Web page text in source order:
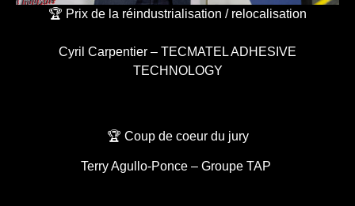
🏆 Prix de la réindustrialisation / relocalisation
Cyril Carpentier – TECMATEL ADHESIVE
TECHNOLOGY
🏆 Coup de coeur du jury
Terry Agullo-Ponce – Groupe TAP